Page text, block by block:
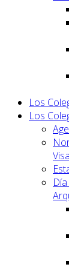
Los
Los